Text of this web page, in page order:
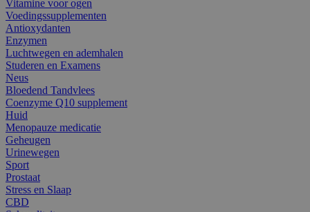
Vitamine voor ogen
Voedingssupplementen
Antioxydanten
Enzymen
Luchtwegen en ademhalen
Studeren en Examens
Neus
Bloedend Tandvlees
Coenzyme Q10 supplement
Huid
Menopauze medicatie
Geheugen
Urinewegen
Sport
Prostaat
Stress en Slaap
CBD